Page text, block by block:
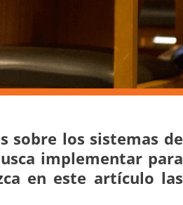
sobre los sistemas de
implementar para
en este artículo las